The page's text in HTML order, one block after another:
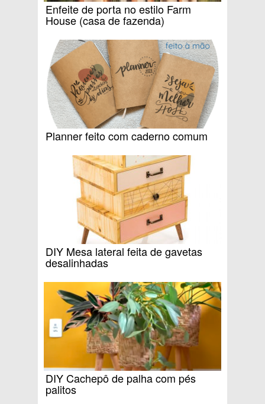
Enfeite de porta no estilo Farm
House (casa de fazenda)
Planner feito com caderno comum
DIY Mesa lateral feita de gavetas
desalinhadas
DIY Cachepô de palha com pés
palitos